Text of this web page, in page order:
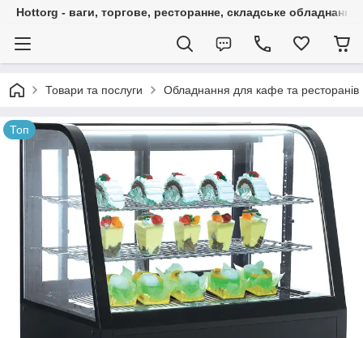
Hottorg - ваги, торгове, ресторанне, складське обладнання
Товари та послуги Обладнання для кафе та ресторанів
Топ